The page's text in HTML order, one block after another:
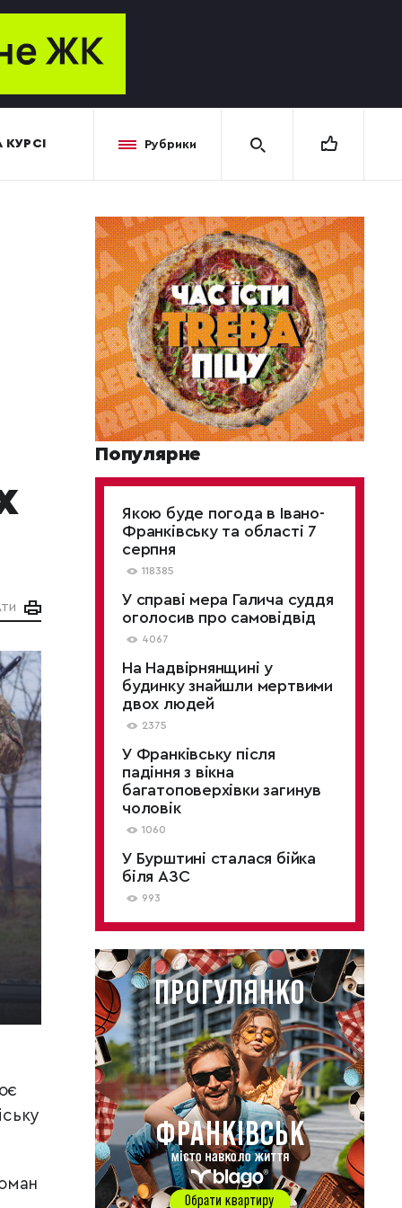
Рубрики
Популярне
Якою буде погода в Івано-
Франківську та області 7
серпня
118385
У справі мера Галича суддя
оголосив про самовідвід
4067
На Надвірнянщині у
будинку знайшли мертвими
двох людей
2375
У Франківську після
падіння з вікна
багатоповерхівки загинув
чоловік
1060
У Бурштині сталася бійка
біля АЗС
993